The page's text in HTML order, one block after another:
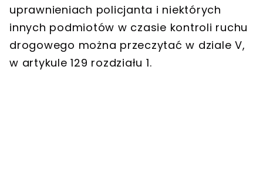
uprawnieniach policjanta i niektórych
innych podmiotów w czasie kontroli ruchu
drogowego można przeczytać w dziale V,
w artykule 129 rozdziału 1.